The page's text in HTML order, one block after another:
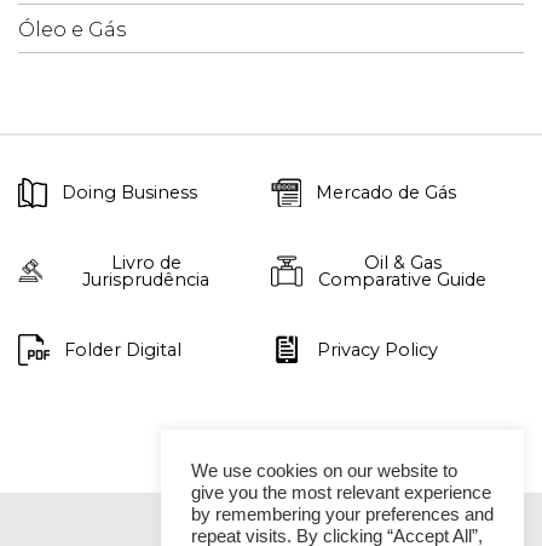
Óleo e Gás
Doing Business Mercado de Gás
Livro de
Jurisprudência
Oil & Gas
Comparative Guide
Folder Digital Privacy Policy
We use cookies on our website to
give you the most relevant experience
by remembering your preferences and
repeat visits. By clicking “Accept All”,